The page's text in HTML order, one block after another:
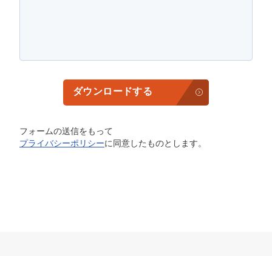
ダウンロードする
フォームの送信をもって
プライバシーポリシーに同意したものとします。